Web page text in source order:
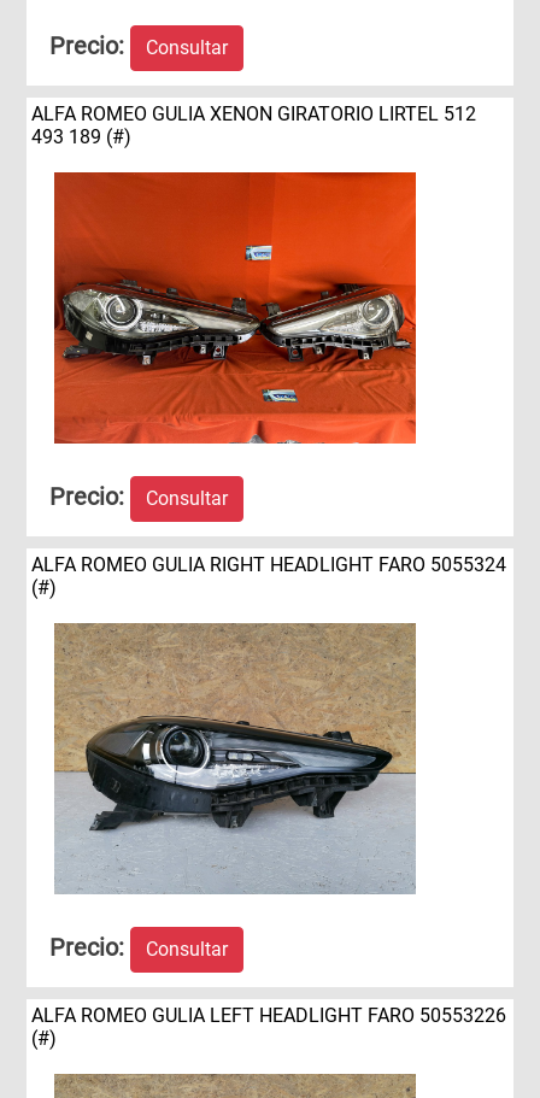
Precio: Consultar
ALFA ROMEO GULIA XENON GIRATORIO LIRTEL 512
493 189 (#)
Precio: Consultar
ALFA ROMEO GULIA RIGHT HEADLIGHT FARO 5055324
(#)
Precio: Consultar
ALFA ROMEO GULIA LEFT HEADLIGHT FARO 50553226
(#)